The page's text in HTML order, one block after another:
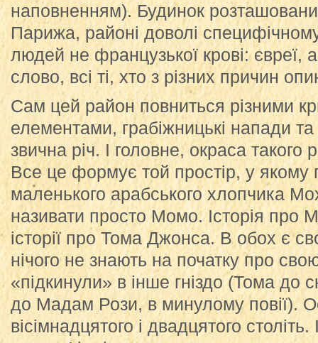
наповненням). Будинок
Парижа, районі доволі
людей не французької крові:
слово, всі ті, хто з різних причин
Сам цей район повниться різними
елементами, грабіжницькі напади
звична річ. І головне, окраса
Все це формує той простір, у якому
маленького арабського хлопчика
називати просто Момо. Історія про
історії про Тома Джонса. В обох є
нічого не знають на початку про
«підкинули» в інше гніздо (Тома
до Мадам Рози, в минулому повії).
вісімнадцятого і двадцятого